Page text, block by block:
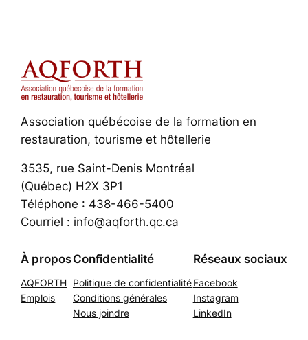
Association québécoise de la formation en
restauration, tourisme et hôtellerie
3535, rue Saint-Denis Montréal
(Québec) H2X 3P1
Téléphone : 438-466-5400
Courriel : info@aqforth.qc.ca
À propos
AQFORTH
Emplois
Confidentialité
Politique de confidentialité
Conditions générales
Nous joindre
Réseaux sociaux
Facebook
Instagram
LinkedIn